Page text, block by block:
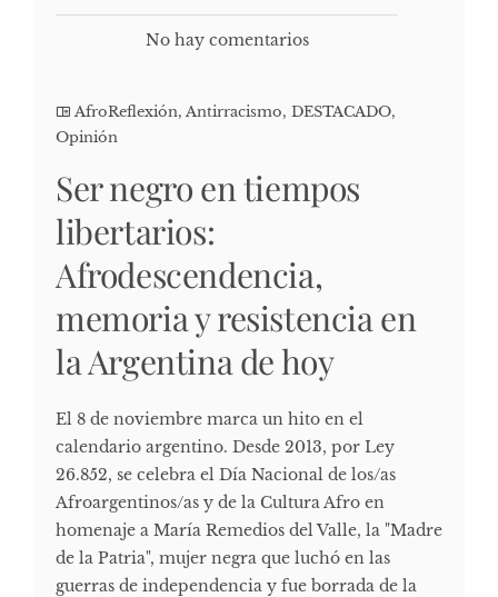
No hay comentarios
AfroReflexión, Antirracismo, DESTACADO,
Opinión
Ser negro en tiempos
libertarios:
Afrodescendencia,
memoria y resistencia en
la Argentina de hoy
El 8 de noviembre marca un hito en el
calendario argentino. Desde 2013, por Ley
26.852, se celebra el Día Nacional de los/as
Afroargentinos/as y de la Cultura Afro en
homenaje a María Remedios del Valle, la "Madre
de la Patria", mujer negra que luchó en las
guerras de independencia y fue borrada de la